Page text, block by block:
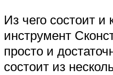
Из чего состоит и
инструмент
просто и
состоит из